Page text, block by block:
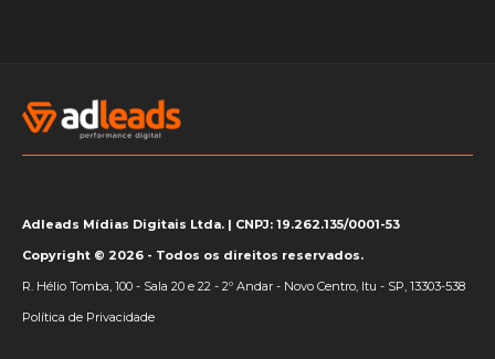
Adleads Mídias Digitais Ltda. | CNPJ: 19.262.135/0001-53
Copyright © 2026 - Todos os direitos reservados.
R. Hélio Tomba, 100 - Sala 20 e 22 - 2º Andar - Novo Centro, Itu - SP, 13303-538
Política de Privacidade